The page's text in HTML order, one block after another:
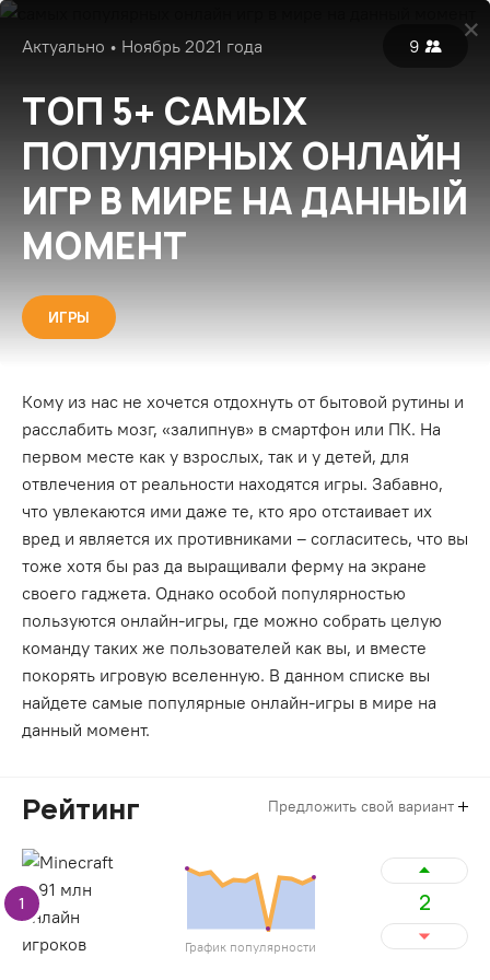
Войти
Актуально • Ноябрь 2021 года 9
ТОП 5+ САМЫХ
ПОПУЛЯРНЫХ ОНЛАЙН
ИГР В МИРЕ НА ДАННЫЙ
МОМЕНТ
ИГРЫ
Кому из нас не хочется отдохнуть от бытовой рутины и
расслабить мозг, «залипнув» в смартфон или ПК. На
первом месте как у взрослых, так и у детей, для
отвлечения от реальности находятся игры. Забавно,
что увлекаются ими даже те, кто яро отстаивает их
вред и является их противниками – согласитесь, что вы
тоже хотя бы раз да выращивали ферму на экране
своего гаджета. Однако особой популярностью
пользуются онлайн-игры, где можно собрать целую
команду таких же пользователей как вы, и вместе
покорять игровую вселенную. В данном списке вы
найдете самые популярные онлайн-игры в мире на
данный момент.
Рейтинг Предложить свой вариант
1
График популярности
2